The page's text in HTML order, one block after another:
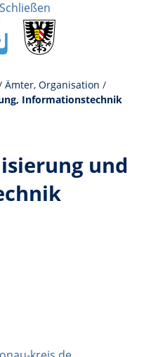
Schließen
Ämter, Organisation /
Informationstechnik
und